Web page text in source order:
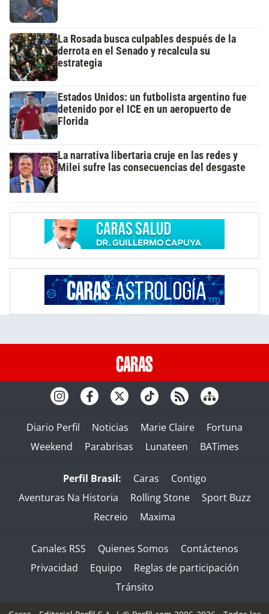
La Rosada busca culpables después de la
derrota en el Senado y recalcula su
estrategia
Estados Unidos: un futbolista argentino fue
detenido por el ICE en un aeropuerto de
Florida
La narrativa libertaria cruje en las redes y
Milei sufre las consecuencias del desgaste
Diario Perfil Noticias Marie Claire
Fortuna
Weekend
Parabrisas Lunateen BATimes
Perfil Brasil: Caras
Contigo
Aventuras Na Historia
Rolling Stone
Sport Buzz
Recreio
Maxima
Canales RSS Quienes Somos
Contáctenos
Privacidad
Equipo
Reglas de participación
Tránsito